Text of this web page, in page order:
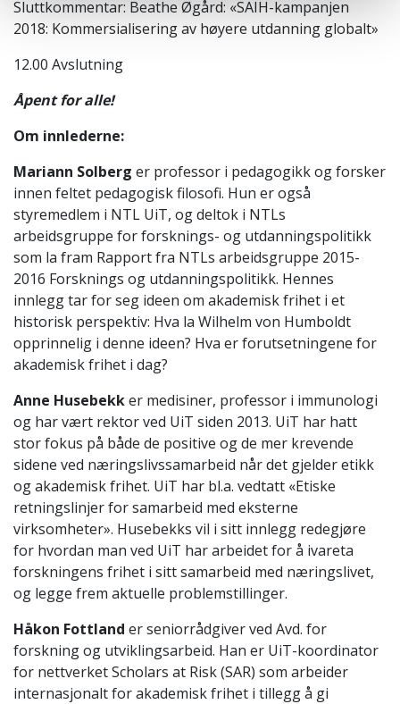
Sluttkommentar: Beathe Øgård: «SAIH-kampanjen
2018: Kommersialisering av høyere utdanning globalt»
12.00 Avslutning
Åpent for alle!
Om innlederne:
Mariann Solberg er professor i pedagogikk og forsker
innen feltet pedagogisk filosofi. Hun er også
styremedlem i NTL UiT, og deltok i NTLs
arbeidsgruppe for forsknings- og utdanningspolitikk
som la fram Rapport fra NTLs arbeidsgruppe 2015-
2016 Forsknings og utdanningspolitikk. Hennes
innlegg tar for seg ideen om akademisk frihet i et
historisk perspektiv: Hva la Wilhelm von Humboldt
opprinnelig i denne ideen? Hva er forutsetningene for
akademisk frihet i dag?
Anne Husebekker medisiner, professor i immunologi
og har vært rektor ved UiT siden 2013. UiT har hatt
stor fokus på både de positive og de mer krevende
sidene ved næringslivssamarbeid når det gjelder etikk
og akademisk frihet. UiT har bl.a. vedtatt «Etiske
retningslinjer for samarbeid med eksterne
virksomheter». Husebekks vil i sitt innlegg redegjøre
for hvordan man ved UiT har arbeidet for å ivareta
forskningens frihet i sitt samarbeid med næringslivet,
og legge frem aktuelle problemstillinger.
Håkon Fottland er seniorrådgiver ved Avd. for
forskning og utviklingsarbeid. Han er UiT-koordinator
for nettverket Scholars at Risk (SAR) som arbeider
internasjonalt for akademisk frihet i tillegg å gi